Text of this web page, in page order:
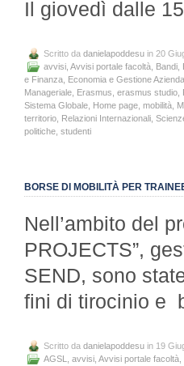
Il giovedì dalle
Scritto da danielapoddesu in 20
avvisi Avvisi portale facoltà Bandi
e Finanza
Economia e Gestione
Manageriale
Erasmus erasmus studio
Sistema Globale
Home page mobilità
territorio
Relazioni Internazionali
politiche studenti
BORSE DI MOBILITÀ PER
Nell’ambito del
PROJECTS”,
SEND, sono
fini di tirocinio e
Scritto da danielapoddesu in 19
AGSL
avvisi Avvisi portale facoltà